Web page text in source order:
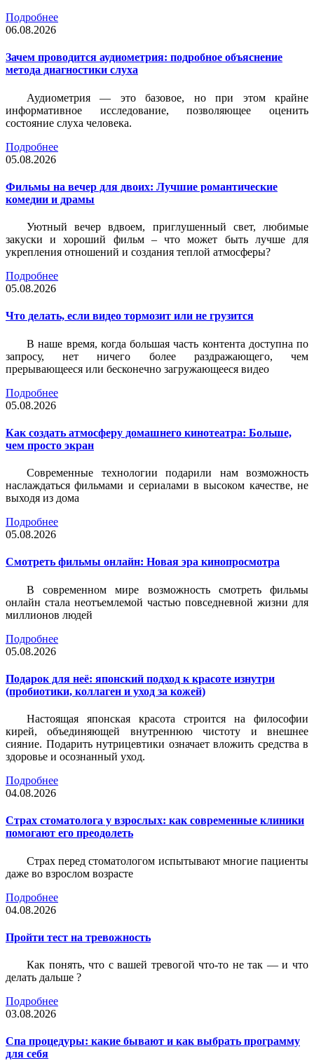
Подробнее
06.08.2026
Зачем проводится аудиометрия: подробное объяснение
метода диагностики слуха
Аудиометрия — это базовое, но при этом крайне
информативное исследование, позволяющее оценить
состояние слуха человека.
Подробнее
05.08.2026
Фильмы на вечер для двоих: Лучшие романтические
комедии и драмы
Уютный вечер вдвоем, приглушенный свет, любимые
закуски и хороший фильм – что может быть лучше для
укрепления отношений и создания теплой атмосферы?
Подробнее
05.08.2026
Что делать, если видео тормозит или не грузится
В наше время, когда большая часть контента доступна по
запросу, нет ничего более раздражающего, чем
прерывающееся или бесконечно загружающееся видео
Подробнее
05.08.2026
Как создать атмосферу домашнего кинотеатра: Больше,
чем просто экран
Современные технологии подарили нам возможность
наслаждаться фильмами и сериалами в высоком качестве, не
выходя из дома
Подробнее
05.08.2026
Смотреть фильмы онлайн: Новая эра кинопросмотра
В современном мире возможность смотреть фильмы
онлайн стала неотъемлемой частью повседневной жизни для
миллионов людей
Подробнее
05.08.2026
Подарок для неё: японский подход к красоте изнутри
(пробиотики, коллаген и уход за кожей)
Настоящая японская красота строится на философии
кирей, объединяющей внутреннюю чистоту и внешнее
сияние. Подарить нутрицевтики означает вложить средства в
здоровье и осознанный уход.
Подробнее
04.08.2026
Страх стоматолога у взрослых: как современные клиники
помогают его преодолеть
Страх перед стоматологом испытывают многие пациенты
даже во взрослом возрасте
Подробнее
04.08.2026
Пройти тест на тревожность
Как понять, что с вашей тревогой что-то не так — и что
делать дальше ?
Подробнее
03.08.2026
Спа процедуры: какие бывают и как выбрать программу
для себя